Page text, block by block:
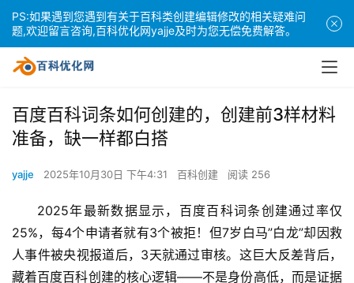
百度百科词条如何创建的，创建前3样材料
准备，缺一样都白搭
yajje 2025年10月30日 下午4:31 百科创建 阅读 256
2025年最新数据显示，百度百科词条创建通过率仅
25%，每4个申请者就有3个被拒！但7岁白马”白龙”却因救
人事件被央视报道后，3天就通过审核。这巨大反差背后，
藏着百度百科创建的核心逻辑——不是身份高低，而是证据
PS:如果遇到您遇到有关于百科类创建编辑修改的相关疑难问
题,欢迎留言咨询,百科优化网yajje及时为您无偿免费解答。